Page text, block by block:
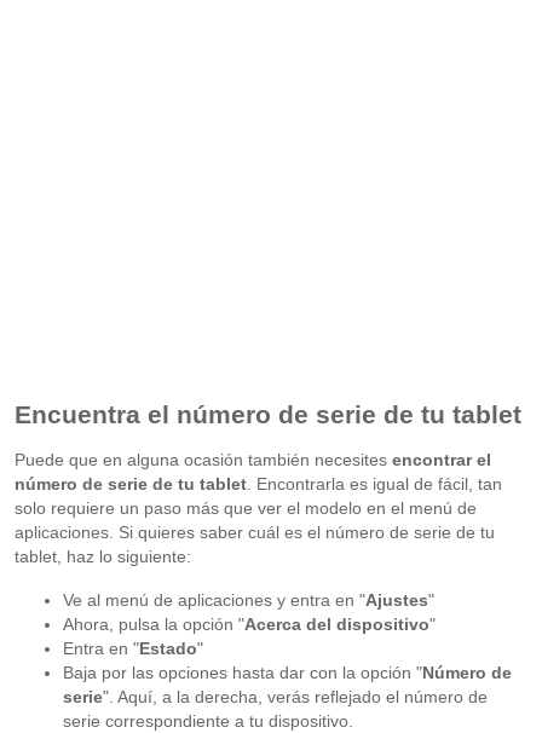
Encuentra el número de serie de tu tablet
Puede que en alguna ocasión también necesites encontrar el
número de serie de tu tablet. Encontrarla es igual de fácil, tan
solo requiere un paso más que ver el modelo en el menú de
aplicaciones. Si quieres saber cuál es el número de serie de tu
tablet, haz lo siguiente:
Ve al menú de aplicaciones y entra en "Ajustes"
Ahora, pulsa la opción "Acerca del dispositivo"
Entra en "Estado"
Baja por las opciones hasta dar con la opción "Número de
serie". Aquí, a la derecha, verás reflejado el número de
serie correspondiente a tu dispositivo.